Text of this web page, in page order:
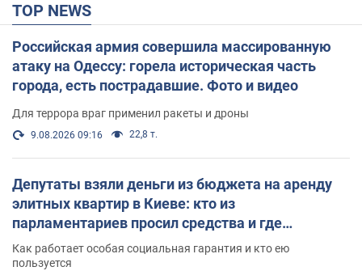
TOP NEWS
Российская армия совершила массированную
атаку на Одессу: горела историческая часть
города, есть пострадавшие. Фото и видео
Для террора враг применил ракеты и дроны
9.08.2026 09:16 22,8 т.
Депутаты взяли деньги из бюджета на аренду
элитных квартир в Киеве: кто из
парламентариев просил средства и где
поселился
Как работает особая социальная гарантия и кто ею
пользуется